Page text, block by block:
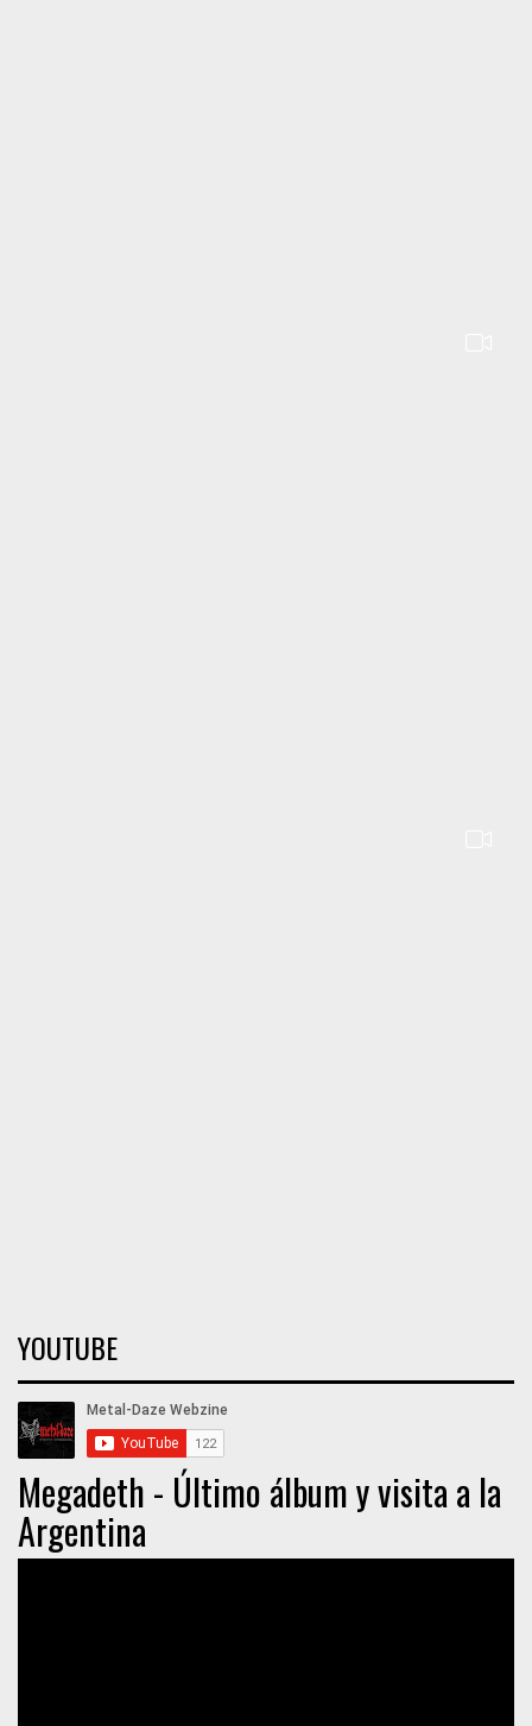
YOUTUBE
Megadeth - Último álbum y visita a la
Argentina